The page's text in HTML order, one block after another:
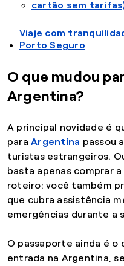
cartão sem
Viaje com
Porto Seguro
O que mudou
Argentina?
A principal novidade é
paraArgentina passou
turistas estrangeiros.
basta apenas comprar
roteiro: você também
que cubra assistência
emergências durante a
O passaporte ainda é
entrada na Argentina,